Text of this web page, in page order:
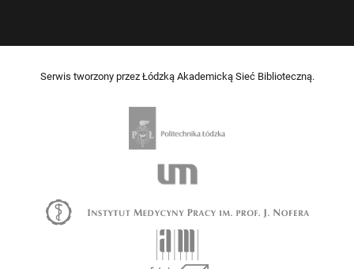
Serwis tworzony przez Łódzką Akademicką Sieć Biblioteczną.